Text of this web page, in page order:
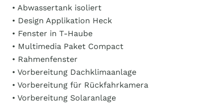
• Abwassertank isoliert
• Design Applikation Heck
• Fenster in T-Haube
• Multimedia Paket Compact
• Rahmenfenster
• Vorbereitung Dachklimaanlage
• Vorbereitung für Rückfahrkamera
• Vorbereitung Solaranlage